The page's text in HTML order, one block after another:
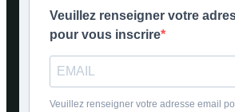
Veuillez renseigner votre
pour vous inscrire
Veuillez renseigner votre adresse email